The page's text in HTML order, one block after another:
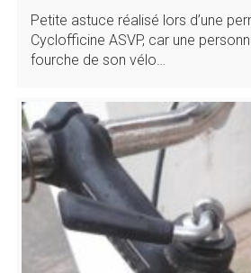
Petite astuce réalisé lors d’une
Cyclofficine ASVP, car une
fourche de son vélo…